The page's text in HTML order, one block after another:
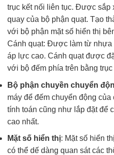
trục kết nối liên tục. Được sắp
quay của bộ phận quạt. Tạo
với bộ phận mặt số hiển thị
Cánh quạt: Được làm từ nhựa
áp lực cao. Cánh quạt được
với bộ đếm phía trên bằng
Bộ phận chuyền chuyển
máy để đếm chuyển động
tính toán cũng như lắp đặt để
cao nhất.
Mặt số hiển thị: Mặt số hiển
có thể dế dàng quan sát các